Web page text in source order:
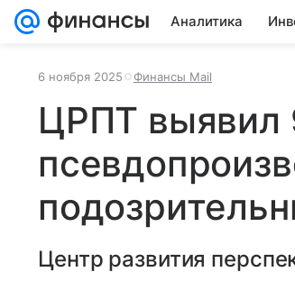
Аналитика
6 ноября 2025 Финансы Mail
ЦРПТ выявил
Центр развития